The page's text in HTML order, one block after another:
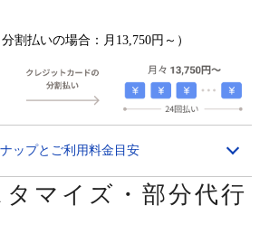
割払いの場合：月13,750円～）
ップとご利用料金目安
マイズマイズ・部分代行